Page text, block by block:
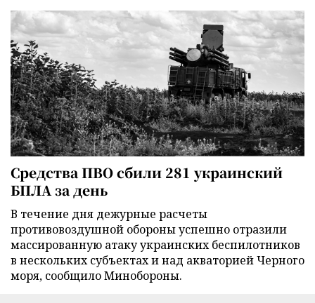
Средства ПВО сбили 281 украинский
БПЛА за день
В течение дня дежурные расчеты
противовоздушной обороны успешно отразили
массированную атаку украинских беспилотников
в нескольких субъектах и над акваторией Черного
моря, сообщило Минобороны.